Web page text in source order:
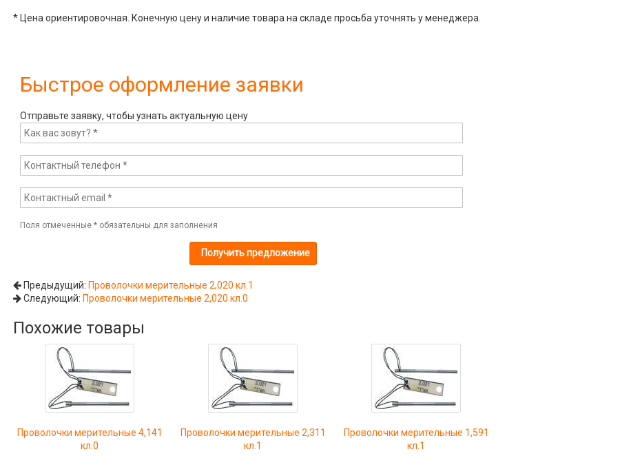
* Цена ориентировочная. Конечную цену и наличие товара на складе просьба уточнять у менеджера.
Быстрое оформление заявки
Отправьте заявку, чтобы узнать актуальную цену
Поля отмеченные *обязательны для заполнения
Предыдущий: Проволочки мерительные 2,020 кл.1
Следующий: Проволочки мерительные 2,020 кл.0
Похожие товары
Проволочки мерительные 4,141
кл.0
Проволочки мерительные 2,311
кл.1
Проволочки мерительные 1,591
кл.1